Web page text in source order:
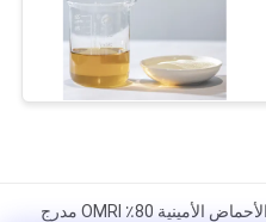
أسمدة المحاصيل العضوية مسحوق الأحماض الأمينية 80٪ OMRI مدرج